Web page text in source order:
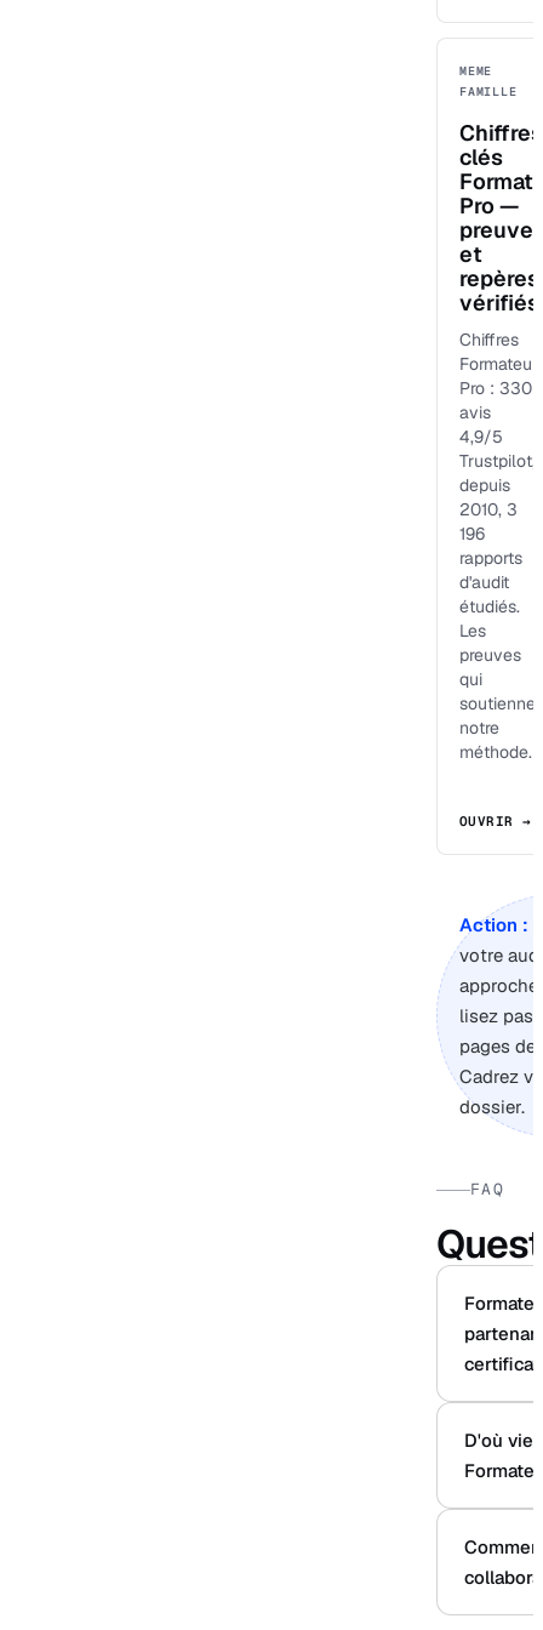
MEME
FAMILLE
Chiffres
clés
Pro —
et
repères
vérifiés
Chiffres
Formateur
Pro : 330
avis
4,9/5
Trustpilot,
depuis
2010, 3
196
rapports
d'audit
étudiés.
Les
preuves
qui
notre
méthode.
OUVRIR →
Action :
votre
lisez pas
pages de
Cadrez
dossier.
FAQ
D'où